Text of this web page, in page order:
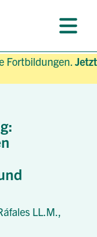
Fortbildungen.Jetzt
LL.M.,